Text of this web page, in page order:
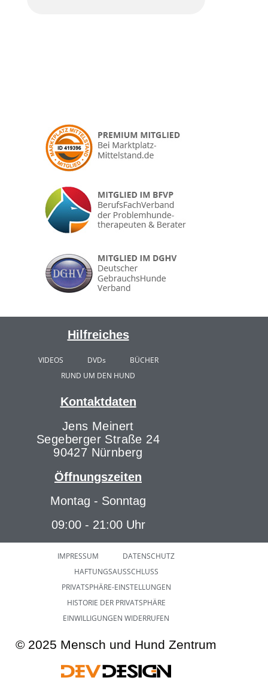
Hilfreiches
VIDEOS DVDs
BÜCHER
RUND UM DEN HUND
Kontaktdaten
Jens Meinert
Segeberger Straße 24
90427 Nürnberg
Öffnungszeiten
Montag - Sonntag
09:00 - 21:00 Uhr
IMPRESSUM
DATENSCHUTZ
HAFTUNGSAUSSCHLUSS
PRIVATSPHÄRE-EINSTELLUNGEN
HISTORIE DER PRIVATSPHÄRE
EINWILLIGUNGEN WIDERRUFEN
© 2025 Mensch und Hund Zentrum